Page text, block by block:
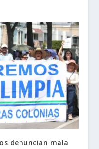
denuncian mala